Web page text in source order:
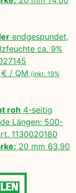
endgespundet,
ca. 9%
/ QM (inkl. 19%
roh 4-seitig
Längen: 500-
1130020180
20 mm 63,90